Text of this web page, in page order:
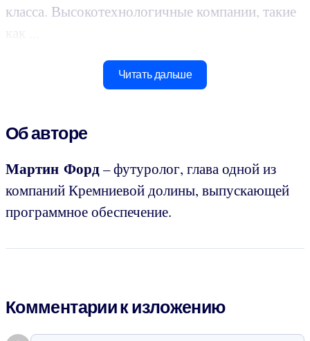
класса. Высокотехнологичные компании, такие
Читать дальше
Об авторе
Мартин Форд– футуролог, глава одной из
компаний Кремниевой долины, выпускающей
программное обеспечение.
Комментарии к изложению